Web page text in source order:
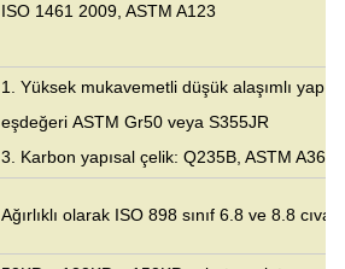
ISO 1461 2009, ASTM A123
1. Yüksek mukavemetli düşük alaşımlı
eşdeğeri ASTM Gr50 veya S355JR
3. Karbon yapısal çelik: Q235B, ASTM A36
Ağırlıklı olarak ISO 898 sınıf 6.8 ve 8.8